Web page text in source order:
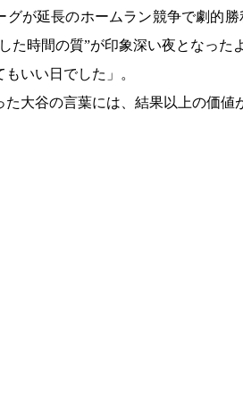
グが延長のホームラン競争で劇的
た時間の質”が印象深い夜となった
もいい日でした」。
た大谷の言葉には、結果以上の価値